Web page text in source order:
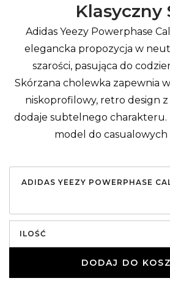
Klasyczny
Adidas Yeezy Powerphase
elegancka propozycja w
szarości, pasująca do
Skórzana cholewka zapewnia
niskoprofilowy, retro design z
dodaje subtelnego charakteru.
model do casualowych
ADIDAS YEEZY POWERPHASE
ILOŚĆ
DODAJ DO